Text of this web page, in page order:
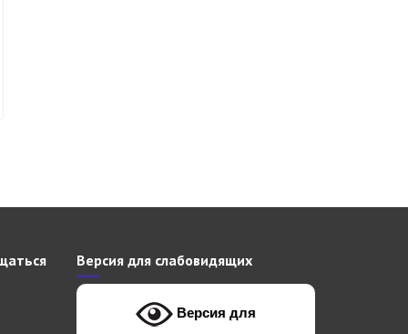
Версия для слабовидящих
Версия для